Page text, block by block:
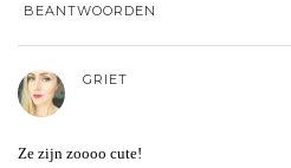
BEANTWOORDEN
GRIET
Ze zijn zoooo cute!